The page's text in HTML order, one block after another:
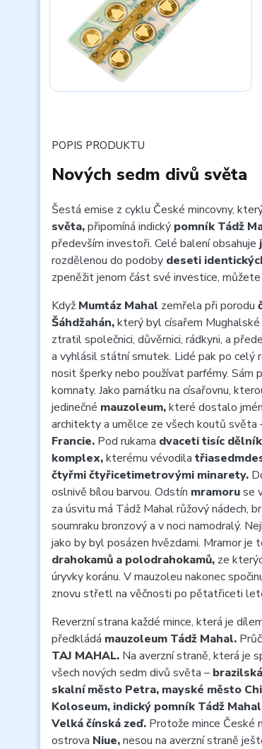
POPIS PRODUKTU
Nových sedm divů světa
Šestá emise z cyklu České mincovny,
světa,připomíná indický pomník Tádž
především investoři. Celé balení obsahuje
rozdělenou do podoby deseti
zpeněžit jenom část své investice,
Když Mumtáz Mahal zemřela při porodu
Šáhdžahán,který byl císařem Mughalské
ztratil společnici, důvěrnici, rádkyni, a
a vyhlásil státní smutek. Lidé pak po celý
nosit šperky nebo používat parfémy. Sám
komnaty. Jako památku na císařovnu,
jedinečné mauzoleum,které dostalo
architekty a umělce ze všech koutů světa
Francie. Pod rukama dvaceti tisíc
komplex,kterému vévodila
čtyřmi čtyřicetimetrovými minarety.
oslnivě bílou barvou. Odstín mramoruse
za úsvitu má Tádž Mahal růžový nádech,
soumraku bronzový a v noci namodralý.
jako by byl posázen hvězdami. Mramor je
drahokamů a polodrahokamů, ze
úryvky koránu. V mauzoleu nakonec
znovu střetl na věčnosti po pětatřiceti
Reverzní strana každé mince, která je
předkládá mauzoleum Tádž Mahal.
TAJ MAHAL. Na averzní straně, která je
všech nových sedm divů světa –
skalní město Petra, mayské město
Koloseum, indický pomník Tádž
Velká čínská zeď. Protože mince České
ostrova Niue,nesou na averzní straně